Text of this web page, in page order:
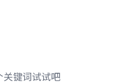
键词试试吧